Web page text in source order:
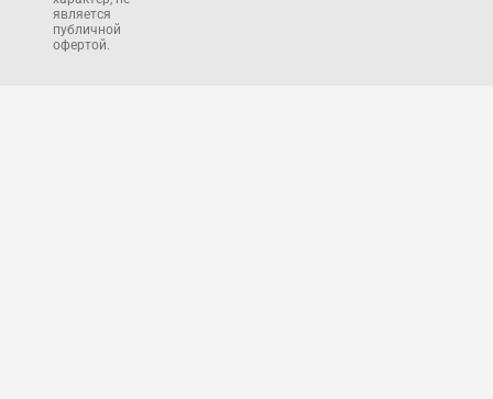
является
публичной
офертой.